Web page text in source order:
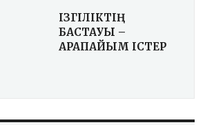
ІЗГІЛІКТІҢ
БАСТАУЫ –
ҚАРАПАЙЫМ ІСТЕР